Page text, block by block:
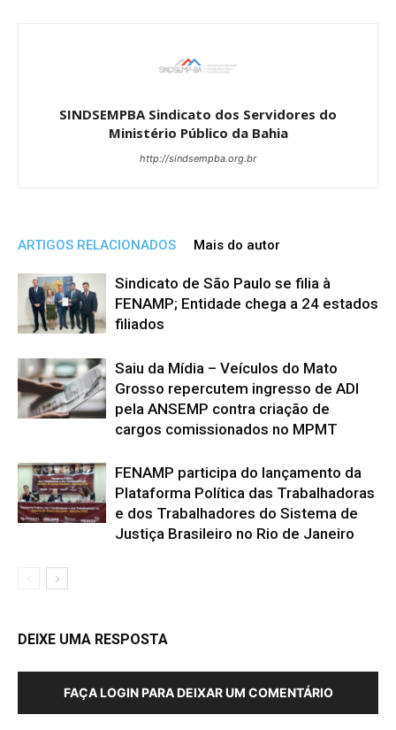
SINDSEMPBA Sindicato dos Servidores do
Ministério Público da Bahia
http://sindsempba.org.br
ARTIGOS RELACIONADOS Mais do autor
Sindicato de São Paulo se filia à
FENAMP; Entidade chega a 24 estados
filiados
Saiu da Mídia – Veículos do Mato
Grosso repercutem ingresso de ADI
pela ANSEMP contra criação de
cargos comissionados no MPMT
FENAMP participa do lançamento da
Plataforma Política das Trabalhadoras
e dos Trabalhadores do Sistema de
Justiça Brasileiro no Rio de Janeiro
DEIXE UMA RESPOSTA
FAÇA LOGIN PARA DEIXAR UM COMENTÁRIO